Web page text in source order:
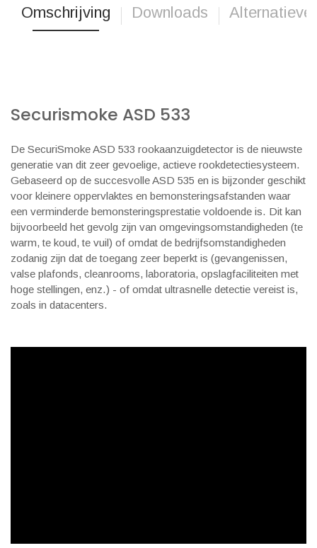
Omschrijving Downloads Alternatieve
Securismoke ASD 533
De SecuriSmoke ASD 533 rookaanzuigdetector is de nieuwste
generatie van dit zeer gevoelige, actieve rookdetectiesysteem.
Gebaseerd op de succesvolle ASD 535 en is bijzonder geschikt
voor kleinere oppervlaktes en bemonsteringsafstanden waar
een verminderde bemonsteringsprestatie voldoende is. Dit kan
bijvoorbeeld het gevolg zijn van omgevingsomstandigheden (te
warm, te koud, te vuil) of omdat de bedrijfsomstandigheden
zodanig zijn dat de toegang zeer beperkt is (gevangenissen,
valse plafonds, cleanrooms, laboratoria, opslagfaciliteiten met
hoge stellingen, enz.) - of omdat ultrasnelle detectie vereist is,
zoals in datacenters.